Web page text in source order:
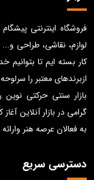
فروشگاه اینترنتی
لوازم، نقاشی، طراحی
کار بسته ایم تا بتوانیم
ازبرندهای معتبر را
بازار سنتی حرکتی
گرامی در بازار آنلاین
به فعالان عرصه هنر
دسترسی سریع